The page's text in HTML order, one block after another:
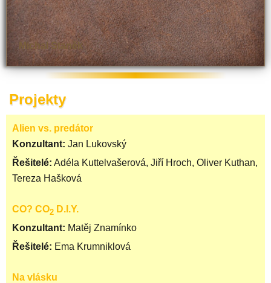
Michal Staněk
Projekty
Alien vs. predátor
Konzultant: Jan Lukovský
Řešitelé: Adéla Kuttelvašerová, Jiří Hroch, Oliver Kuthan,
Tereza Hašková
CO? CO2 D.I.Y.
Konzultant: Matěj Znamínko
Řešitelé: Ema Krumniklová
Na vlásku